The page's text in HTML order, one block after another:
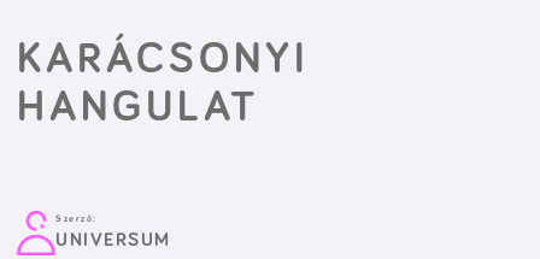
KARÁCSONYI
HANGULAT
Szerző:
UNIVERSUM